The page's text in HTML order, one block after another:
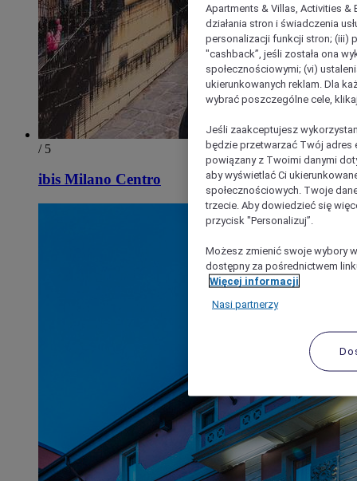
/ 5
ibis Milano Centro
Apartments & Villas, Activities &
działania stron i świadczenia
personalizacji funkcji stron; (iii)
"cashback”, jeśli została ona
społecznościowymi; (vi)
ukierunkowanych reklam. Dla
wybrać poszczególne cele,
Jeśli zaakceptujesz
będzie przetwarzać Twój adres
powiązany z Twoimi danymi
aby wyświetlać Ci
społecznościowych. Twoje
trzecie. Aby dowiedzieć się
przycisk "Personalizuj”.
Możesz zmienić swoje wybory
dostępny za pośrednictwem
Więcej informacji
Nasi partnerzy